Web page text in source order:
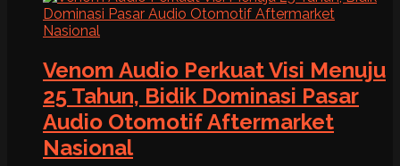
Venom Audio Perkuat Visi Menuju
25 Tahun, Bidik Dominasi Pasar
Audio Otomotif Aftermarket
Nasional